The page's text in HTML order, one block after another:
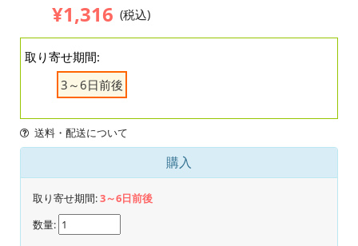
¥1,316 (税込)
取り寄せ期間:
3～6日前後
送料・配送について
購入
取り寄せ期間:3～6日前後
数量: